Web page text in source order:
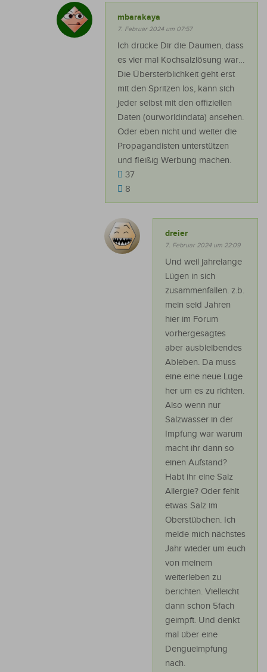
mbarakaya
7. Februar 2024 um 07:57
Ich drücke Dir die Daumen, dass
es vier mal Kochsalzlösung war…
Die Übersterblichkeit geht erst
mit den Spritzen los, kann sich
jeder selbst mit den offiziellen
Daten (ourworldindata) ansehen.
Oder eben nicht und weiter die
Propagandisten unterstützen
und fleißig Werbung machen.
37
8
dreier
7. Februar 2024 um 22:09
Und weil jahrelange
Lügen in sich
zusammenfallen. z.b.
mein seid Jahren
hier im Forum
vorhergesagtes
aber ausbleibendes
Ableben. Da muss
eine eine neue Lüge
her um es zu richten.
Also wenn nur
Salzwasser in der
Impfung war warum
macht ihr dann so
einen Aufstand?
Habt ihr eine Salz
Allergie? Oder fehlt
etwas Salz im
Oberstübchen. Ich
melde mich nächstes
Jahr wieder um euch
von meinem
weiterleben zu
berichten. Vielleicht
dann schon 5fach
geimpft. Und denkt
mal über eine
Dengueimpfung
nach.